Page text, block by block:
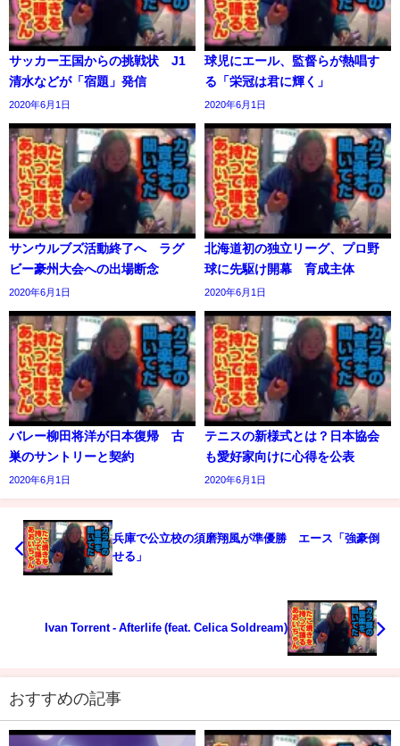
サッカー王国からの挑戦状 J1
清水などが「宿題」発信
2020年6月1日
球児にエール、監督らが熱唱す
る「栄冠は君に輝く」
2020年6月1日
サンウルブズ活動終了へ ラグ
ビー豪州大会への出場断念
2020年6月1日
北海道初の独立リーグ、プロ野
球に先駆け開幕 育成主体
2020年6月1日
バレー柳田将洋が日本復帰 古
巣のサントリーと契約
2020年6月1日
テニスの新様式とは？日本協会
も愛好家向けに心得を公表
2020年6月1日
兵庫で公立校の須磨翔風が準優勝 エース「強豪倒
せる」
Ivan Torrent - Afterlife (feat. Celica Soldream)
おすすめの記事